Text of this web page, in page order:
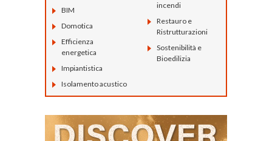
BIM
Domotica
Efficienza
energetica
Impiantistica
Isolamento acustico
incendi
Restauro e
Ristrutturazioni
Sostenibilità e
Bioedilizia